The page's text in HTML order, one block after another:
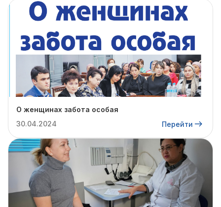
О женщинах забота особая
30.04.2024
Перейти